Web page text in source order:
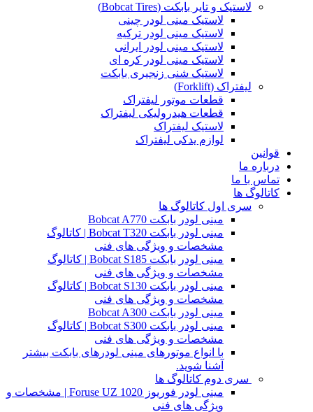
لاستیک و تایر بابکت (Bobcat Tires)
لاستیک مینی لودر چینی
لاستیک مینی لودر ترکیه
لاستیک مینی لودر ایرانی
لاستیک مینی لودر کره ای
لاستیک شنی زنجیری بابکت
لیفتراک (Forklift)
قطعات موتور لیفتراک
قطعات هیدرولیکی لیفتراک
لاستیک لیفتراک
لوازم یدکی لیفتراک
قوانین
درباره ما
تماس با ما
کاتالوگ ها
سری اول کاتالوگ ها
مینی لودر بابکت Bobcat A770
مینی لودر بابکت Bobcat T320 | کاتالوگ
مشخصات و ویژگی های فنی
مینی لودر بابکت Bobcat S185 | کاتالوگ
مشخصات و ویژگی های فنی
مینی لودر بابکت Bobcat S130 | کاتالوگ
مشخصات و ویژگی های فنی
مینی لودر بابکت Bobcat A300
مینی لودر بابکت Bobcat S300 | کاتالوگ
مشخصات و ویژگی های فنی
با انواع موتورهای مینی لودرهای بابکت بیشتر
آشنا شوید.
سری دوم کاتالوگ ها
مینی لودر فوریوز Foruse UZ 1020 | مشخصات و
ویژگی های فنی